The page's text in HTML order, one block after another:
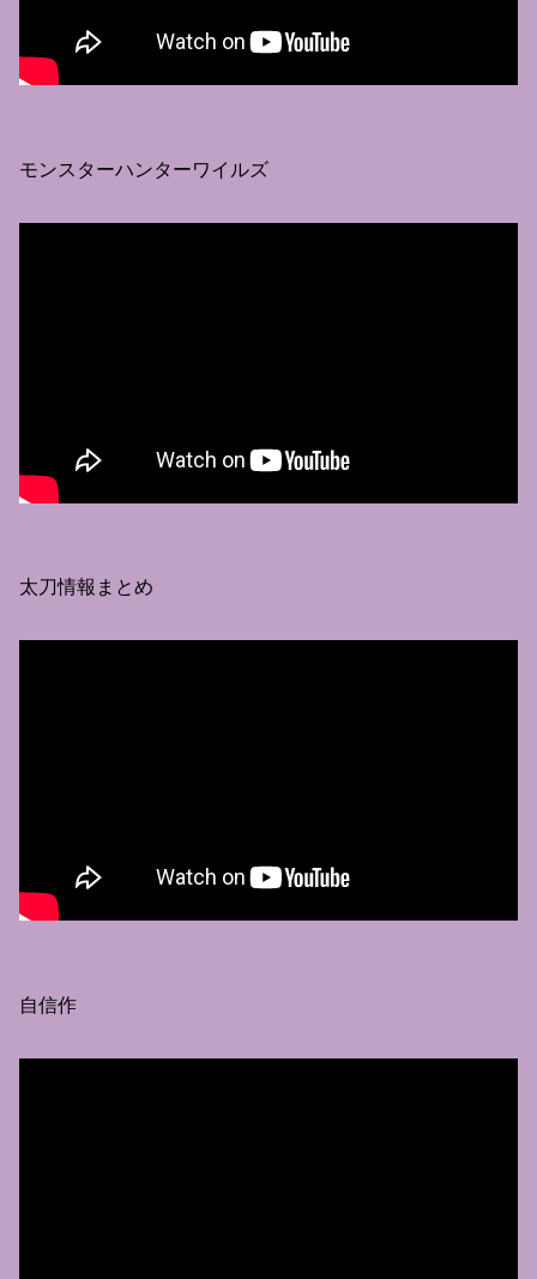
モンスターハンターワイルズ
太刀情報まとめ
自信作